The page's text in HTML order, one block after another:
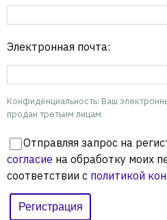
Электронная почта:
Конфиденциальность: Ваш
продан третьим лицам.
Отправляя запрос на
согласие на обработку моих
соответствии с политикой